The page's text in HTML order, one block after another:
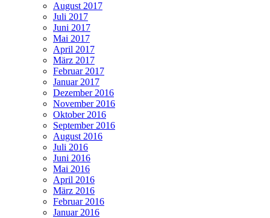
August 2017
Juli 2017
Juni 2017
Mai 2017
April 2017
März 2017
Februar 2017
Januar 2017
Dezember 2016
November 2016
Oktober 2016
September 2016
August 2016
Juli 2016
Juni 2016
Mai 2016
April 2016
März 2016
Februar 2016
Januar 2016